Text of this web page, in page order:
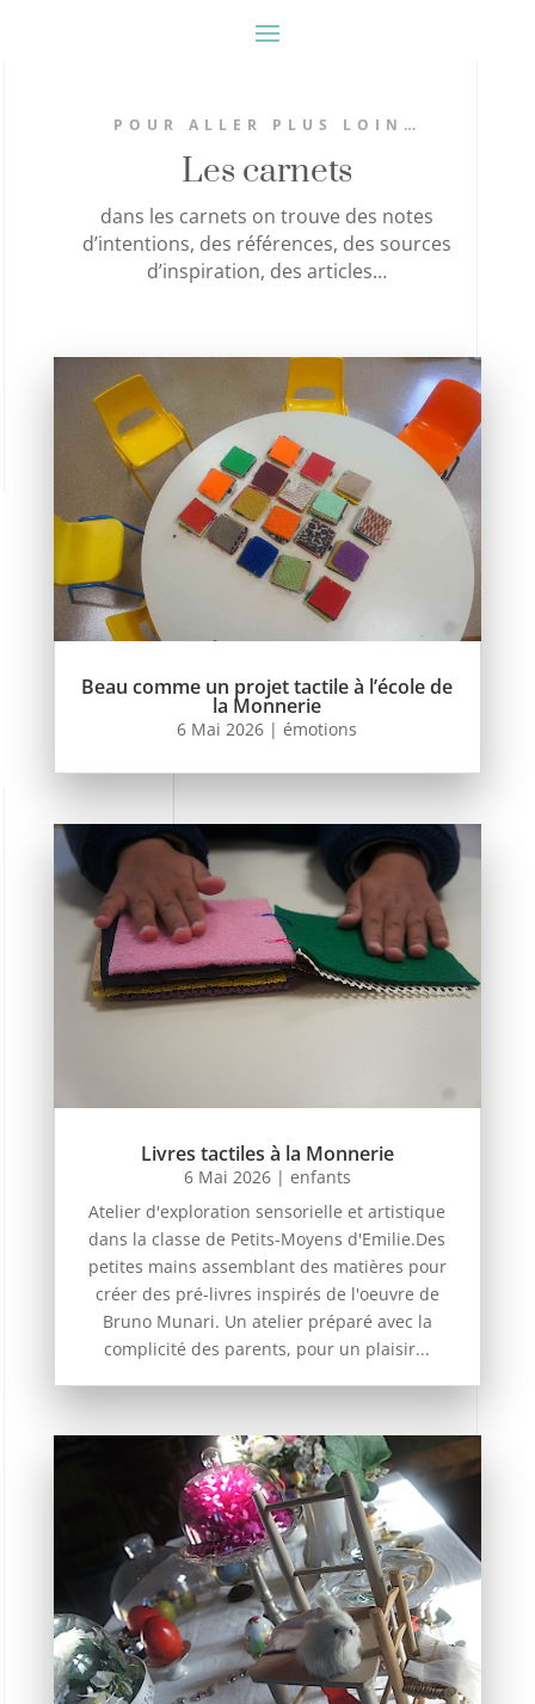
POUR ALLER PLUS LOIN…
Les carnets
dans les carnets on trouve des notes
d’intentions, des références, des sources
d’inspiration, des articles…
Beau comme un projet tactile à l’école de
la Monnerie
6 Mai 2026 |émotions
Livres tactiles à la Monnerie
6 Mai 2026| enfants
Atelier d'exploration sensorielle et artistique
dans la classe de Petits-Moyens d'Emilie.Des
petites mains assemblant des matières pour
créer des pré-livres inspirés de l'oeuvre de
Bruno Munari. Un atelier préparé avec la
complicité des parents, pour un plaisir...